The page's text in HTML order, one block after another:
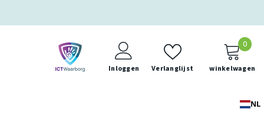
Inloggen Verlanglijst winkelwagen
00
NL